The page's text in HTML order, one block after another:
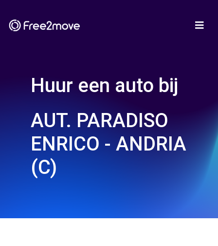
Huur een auto bij
AUT. PARADISO
ENRICO - ANDRIA
(C)